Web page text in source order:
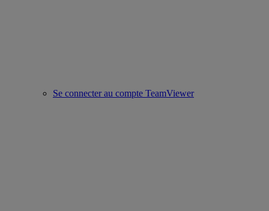
Se connecter au compte TeamViewer